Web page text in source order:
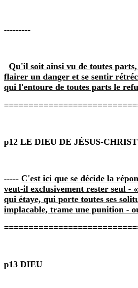
---------
Qu'il soit ainsi vu de toutes
flairer un danger et se sentir
qui l'entoure de toutes parts le
p12 LE DIEU DE JÉSUS‑CHRIST
----- C'est ici que se décide la
veut‑il exclusivement rester seul ‑
qui étaye, qui porte toutes ses
implacable, trame une punition ‑
p13 DIEU